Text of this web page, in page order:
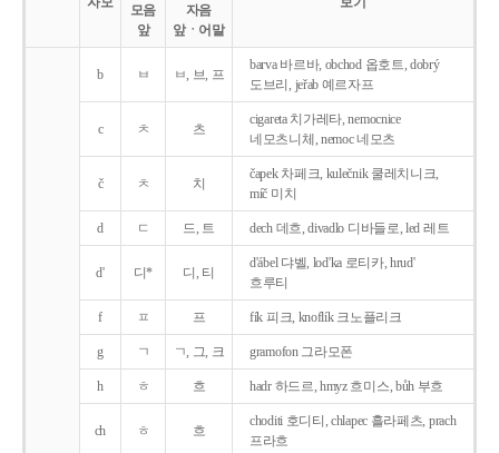
모음
앞
자음
앞ㆍ어말
b ㅂ ㅂ, 브, 프
barva 바르바, obchod 옵호트, dobrý
도브리, jeřab 예르자프
c ㅊ 츠
cigareta 치가레타, nemocnice
네모츠니체, nemoc 네모츠
č ㅊ 치
čapek 차페크, kulečnik 쿨레치니크,
míč 미치
d ㄷ 드, 트 dech 데흐, divadlo 디바들로, led 레트
d' 디* 디, 티
d'ábel 댜벨, lod'ka 로티카, hrud'
흐루티
f ㅍ 프 fík 피크, knoflík 크노플리크
g ㄱ ㄱ, 그, 크 gramofon 그라모폰
h ㅎ 흐 hadr 하드르, hmyz 흐미스, bůh 부흐
ch ㅎ 흐
choditi 호디티, chlapec 흘라페츠, prach
프라흐